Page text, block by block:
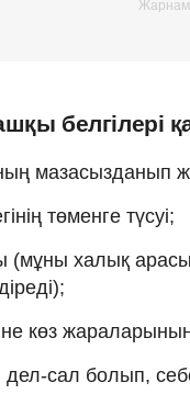
белгілері
төменге түсуі;
халық
көз
сал болып,